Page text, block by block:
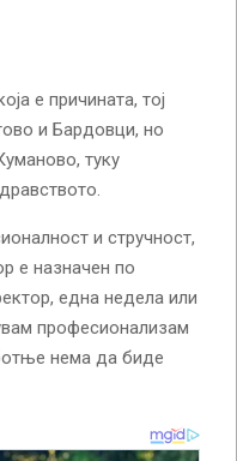
е причината, тој
и Бардовци, но
туку
и стручност,
е назначен по
една недела или
професионализам
нема да биде